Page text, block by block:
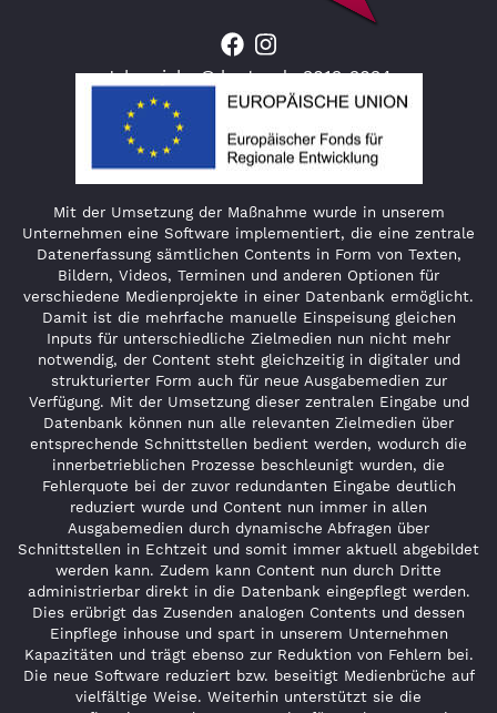
Jahresjahr © lauter.de 2012-2024
Mit der Umsetzung der Maßnahme wurde in unserem
Unternehmen eine Software implementiert, die eine zentrale
Datenerfassung sämtlichen Contents in Form von Texten,
Bildern, Videos, Terminen und anderen Optionen für
verschiedene Medienprojekte in einer Datenbank ermöglicht.
Damit ist die mehrfache manuelle Einspeisung gleichen
Inputs für unterschiedliche Zielmedien nun nicht mehr
notwendig, der Content steht gleichzeitig in digitaler und
strukturierter Form auch für neue Ausgabemedien zur
Verfügung. Mit der Umsetzung dieser zentralen Eingabe und
Datenbank können nun alle relevanten Zielmedien über
entsprechende Schnittstellen bedient werden, wodurch die
innerbetrieblichen Prozesse beschleunigt wurden, die
Fehlerquote bei der zuvor redundanten Eingabe deutlich
reduziert wurde und Content nun immer in allen
Ausgabemedien durch dynamische Abfragen über
Schnittstellen in Echtzeit und somit immer aktuell abgebildet
werden kann. Zudem kann Content nun durch Dritte
administrierbar direkt in die Datenbank eingepflegt werden.
Dies erübrigt das Zusenden analogen Contents und dessen
Einpflege inhouse und spart in unserem Unternehmen
Kapazitäten und trägt ebenso zur Reduktion von Fehlern bei.
Die neue Software reduziert bzw. beseitigt Medienbrüche auf
vielfältige Weise. Weiterhin unterstützt sie die